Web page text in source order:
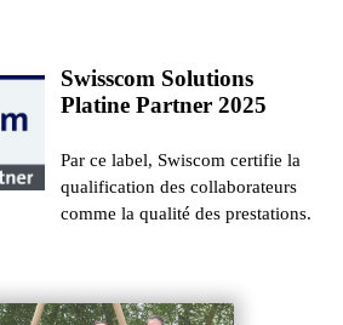
Swisscom Solutions
Platine Partner 2025
Par ce label, Swiscom certifie la
qualification des collaborateurs
comme la qualité des prestations.